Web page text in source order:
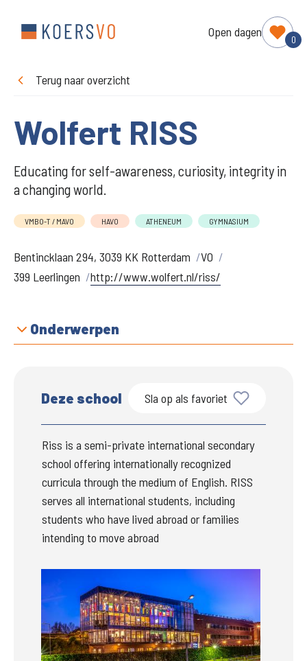
Open dagen
0
Terug naar overzicht
Wolfert RISS
Educating for self-awareness, curiosity, integrity in
a changing world.
VMBO-T / MAVO HAVO ATHENEUM GYMNASIUM
Bentincklaan 294, 3039 KK Rotterdam
VO
399 Leerlingen
http://www.wolfert.nl/riss/
Onderwerpen
Deze school Sla op als favoriet
Riss is a semi-private international secondary
school offering internationally recognized
curricula through the medium of English. RISS
serves all international students, including
students who have lived abroad or families
intending to move abroad